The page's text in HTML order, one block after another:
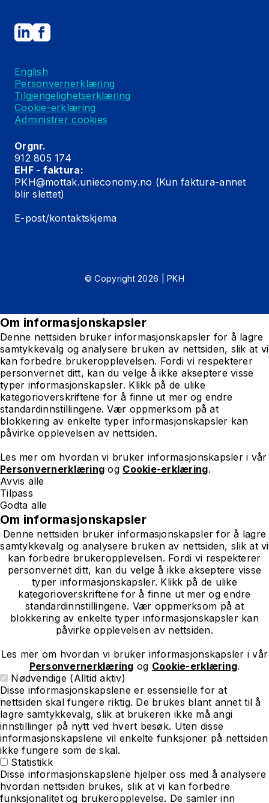
English
Personvernerklæring
Tilgjengelighetserklæring
Cookie-erklæring
Administrer cookies
Orgnr.
912 805 174
EHF - faktura:
PKH@mottak.unieconomy.no (Kun faktura-annet
blir slettet)
E-post/kontaktskjema
© Copyright 2026 | PKH
Om informasjonskapsler
Denne nettsiden bruker informasjonskapsler for å lagre
samtykkevalg og analysere bruken av nettsiden, slik at vi
kan forbedre brukeropplevelsen. Fordi vi respekterer
personvernet ditt, kan du velge å ikke akseptere visse
typer informasjonskapsler. Klikk på de ulike
kategorioverskriftene for å finne ut mer og endre
standardinnstillingene. Vær oppmerksom på at
blokkering av enkelte typer informasjonskapsler kan
påvirke opplevelsen av nettsiden.
Les mer om hvordan vi bruker informasjonskapsler i vår
Personvernerklæring og Cookie-erklæring.
Avvis alle
Tilpass
Godta alle
Om informasjonskapsler
Denne nettsiden bruker informasjonskapsler for å lagre
samtykkevalg og analysere bruken av nettsiden, slik at vi
kan forbedre brukeropplevelsen. Fordi vi respekterer
personvernet ditt, kan du velge å ikke akseptere visse
typer informasjonskapsler. Klikk på de ulike
kategorioverskriftene for å finne ut mer og endre
standardinnstillingene. Vær oppmerksom på at
blokkering av enkelte typer informasjonskapsler kan
påvirke opplevelsen av nettsiden.
Les mer om hvordan vi bruker informasjonskapsler i vår
Personvernerklæring og Cookie-erklæring.
Nødvendige (Alltid aktiv)
Disse informasjonskapslene er essensielle for at
nettsiden skal fungere riktig. De brukes blant annet til å
lagre samtykkevalg, slik at brukeren ikke må angi
innstillinger på nytt ved hvert besøk. Uten disse
informasjonskapslene vil enkelte funksjoner på nettsiden
ikke fungere som de skal.
Statistikk
Disse informasjonskapslene hjelper oss med å analysere
hvordan nettsiden brukes, slik at vi kan forbedre
funksjonalitet og brukeropplevelse. De samler inn